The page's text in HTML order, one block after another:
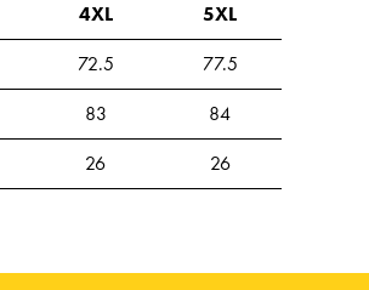
4XL
5XL
72.5
77.5
83
84
26 26